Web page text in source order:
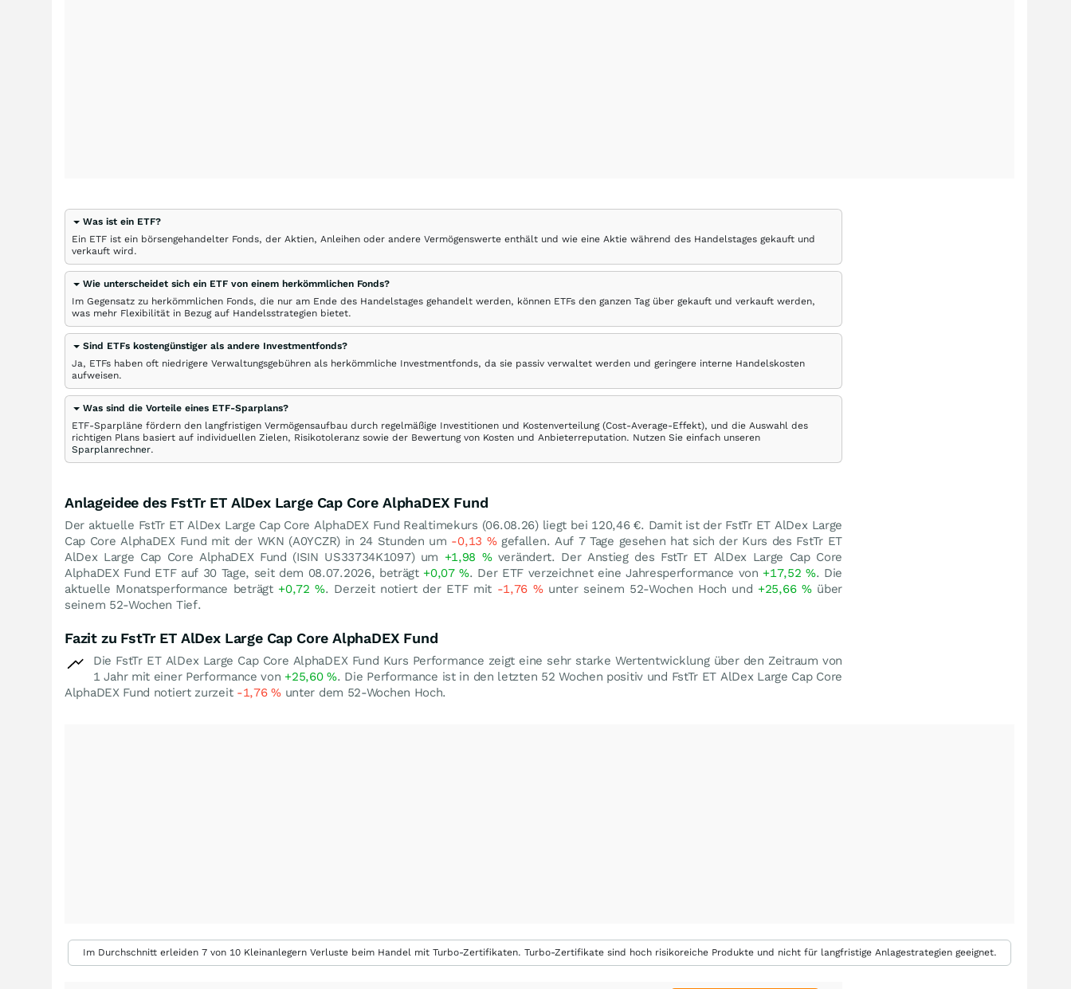
Was ist ein ETF?
Ein ETF ist ein börsengehandelter Fonds, der Aktien, Anleihen oder andere Vermögenswerte enthält und wie eine Aktie während des Handelstages gekauft und
verkauft wird.
Wie unterscheidet sich ein ETF von einem herkömmlichen Fonds?
Im Gegensatz zu herkömmlichen Fonds, die nur am Ende des Handelstages gehandelt werden, können ETFs den ganzen Tag über gekauft und verkauft werden,
was mehr Flexibilität in Bezug auf Handelsstrategien bietet.
Sind ETFs kostengünstiger als andere Investmentfonds?
Ja, ETFs haben oft niedrigere Verwaltungsgebühren als herkömmliche Investmentfonds, da sie passiv verwaltet werden und geringere interne Handelskosten
aufweisen.
Was sind die Vorteile eines ETF-Sparplans?
ETF-Sparpläne fördern den langfristigen Vermögensaufbau durch regelmäßige Investitionen und Kostenverteilung (Cost-Average-Effekt), und die Auswahl des
richtigen Plans basiert auf individuellen Zielen, Risikotoleranz sowie der Bewertung von Kosten und Anbieterreputation. Nutzen Sie einfach unseren
Sparplanrechner.
Anlageidee des FstTr ET AlDex Large Cap Core AlphaDEX Fund
Der aktuelle FstTr ET AlDex Large Cap Core AlphaDEX Fund Realtimekurs (06.08.26) liegt bei 120,46 €. Damit ist der FstTr ET AlDex Large
Cap Core AlphaDEX Fund mit der WKN (A0YCZR) in 24 Stunden um -0,13 %gefallen. Auf 7 Tage gesehen hat sich der Kurs des FstTr ET
AlDex Large Cap Core AlphaDEX Fund (ISIN US33734K1097) um +1,98 %verändert. Der Anstieg des FstTr ET AlDex Large Cap Core
AlphaDEX Fund ETF auf 30 Tage, seit dem 08.07.2026, beträgt +0,07%. Der ETF verzeichnet eine Jahresperformance von +17,52 %. Die
aktuelle Monatsperformance beträgt +0,72%. Derzeit notiert der ETF mit -1,76 %unter seinem 52-Wochen Hoch und +25,66 %über
seinem 52-Wochen Tief.
Fazit zu FstTr ET AlDex Large Cap Core AlphaDEX Fund
Die FstTr ET AlDex Large Cap Core AlphaDEX Fund Kurs Performance zeigt eine sehr starke Wertentwicklung über den Zeitraum von
1 Jahr mit einer Performance von +25,60%. Die Performance ist in den letzten 52 Wochen positiv und FstTr ET AlDex Large Cap Core
AlphaDEX Fund notiert zurzeit -1,76%unter dem 52-Wochen Hoch.
Im Durchschnitt erleiden 7 von 10 Kleinanlegern Verluste beim Handel mit Turbo-Zertifikaten. Turbo-Zertifikate sind hoch risikoreiche Produkte und nicht für langfristige Anlagestrategien geeignet.